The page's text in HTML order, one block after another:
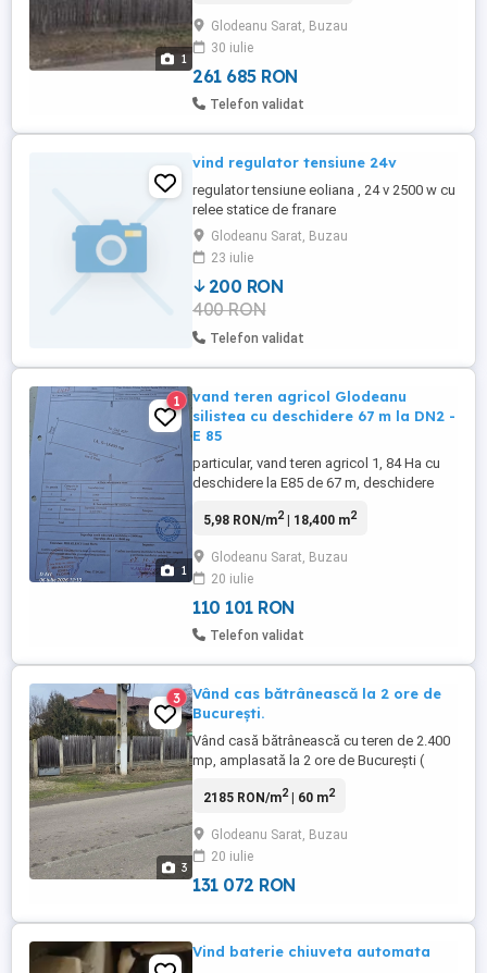
1
parțial -Posibilitatea de a construi camere
la nivelul superior al casei. -Curtea din
spatele casei ...
Glodeanu Sarat, Buzau
30 iulie
261 685 RON
Telefon validat
vind regulator tensiune 24v
regulator tensiune eoliana , 24 v 2500 w cu
relee statice de franare
Glodeanu Sarat, Buzau
23 iulie
200 RON
400 RON
Telefon validat
1
1
vand teren agricol Glodeanu
silistea cu deschidere 67 m la DN2 -
E 85
particular, vand teren agricol 1, 84 Ha cu
deschidere la E85 de 67 m, deschidere
linie de medie tensiune peste drum, toate
5,98 RON/m2| 18,400 m2
Glodeanu Sarat, Buzau
20 iulie
110 101 RON
Telefon validat
3
3
Vând cas bătrânească la 2 ore de
București.
Vând casă bătrânească cu teren de 2.400
mp, amplasată la 2 ore de București (
cadru natural linistit. Locație potrivită
spațiu generos. Aproape de utilități
(Magazine și Dispensar) Terenul permite
diverse utilizări (agricol, ...
2185 RON/m2| 60 m2
Glodeanu Sarat, Buzau
20 iulie
131 072 RON
Vind baterie chiuveta automata